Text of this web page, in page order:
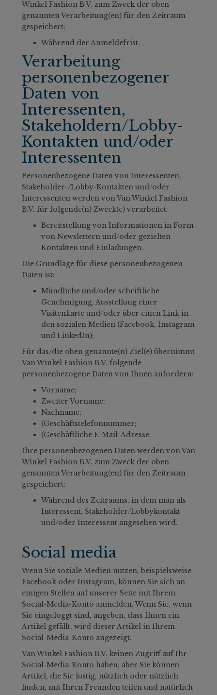
Winkel Fashion B.V. zum Zweck der oben
genannten Verarbeitung(en) für den Zeitraum
gespeichert:
Während der Anmeldefrist.
Verarbeitung
personenbezogener
Daten von
Interessenten,
Stakeholdern/Lobby-
Kontakten und/oder
Interessenten
Personenbezogene Daten von Interessenten,
Stakeholder-/Lobby-Kontakten und/oder
Interessenten werden von Van Winkel Fashion
B.V. für folgende(n) Zweck(e) verarbeitet:
Bereitstellung von Informationen in Form
von Newslettern und/oder gezielten
Kontakten und Einladungen.
Die Grundlage für diese personenbezogenen
Daten ist:
Mündliche und/oder schriftliche
Genehmigung, Ausstellung einer
Visitenkarte und/oder über einen Link in
den sozialen Medien (Facebook, Instagram
und LinkedIn);
Für das/die oben genannte(n) Ziel(e) übernimmt
Van Winkel Fashion B.V. folgende
personenbezogene Daten von Ihnen anfordern:
Vorname;
Zweiter Vorname;
Nachname;
(Geschäftstelefonnummer;
(Geschäftliche E-Mail-Adresse.
Ihre personenbezogenen Daten werden von Van
Winkel Fashion B.V. zum Zweck der oben
genannten Verarbeitung(en) für den Zeitraum
gespeichert:
Während des Zeitraums, in dem man als
Interessent, Stakeholder/Lobbykontakt
und/oder Interessent angesehen wird.
Social media
Wenn Sie soziale Medien nutzen, beispielsweise
Facebook oder Instagram, können Sie sich an
einigen Stellen auf unserer Seite mit Ihrem
Social-Media-Konto anmelden. Wenn Sie, wenn
Sie eingeloggt sind, angeben, dass Ihnen ein
Artikel gefällt, wird dieser Artikel in Ihrem
Social-Media-Konto angezeigt.
Van Winkel Fashion B.V. keinen Zugriff auf Ihr
Social-Media-Konto haben, aber Sie können
Artikel, die Sie lustig, nützlich oder nützlich
finden, mit Ihren Freunden teilen und natürlich